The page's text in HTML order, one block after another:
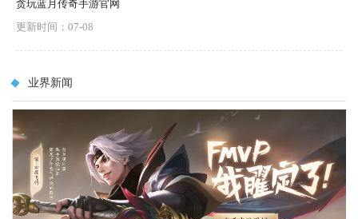
贪玩蓝月传奇手游官网
更新时间：07-08
业界新闻